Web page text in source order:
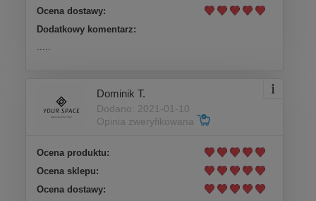
Ocena dostawy:
Dodatkowy komentarz:
Dominik T.
Dodano: 2021-01-10
Opinia zweryfikowana
Ocena produktu:
Ocena sklepu:
Ocena dostawy: